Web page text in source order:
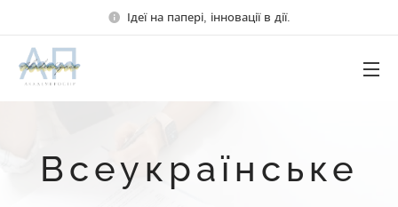
Ідеї на папері, інновації в дії.
Всеукраїнське